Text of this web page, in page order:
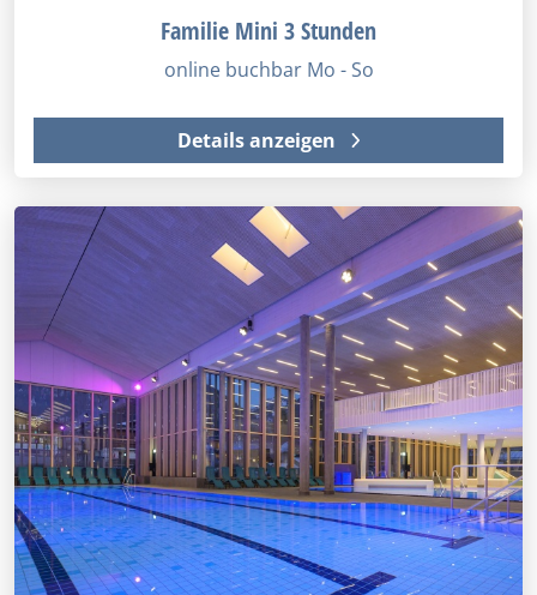
Familie Mini 3 Stunden
online buchbar Mo - So
Details anzeigen